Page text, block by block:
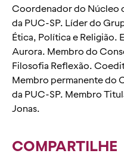
Coordenador do Núcleo
da PUC-SP. Líder do
Ética, Política e Religião.
Aurora. Membro do
Filosofia Reflexão.
Membro permanente do
da PUC-SP. Membro
Jonas.
COMPARTILHE